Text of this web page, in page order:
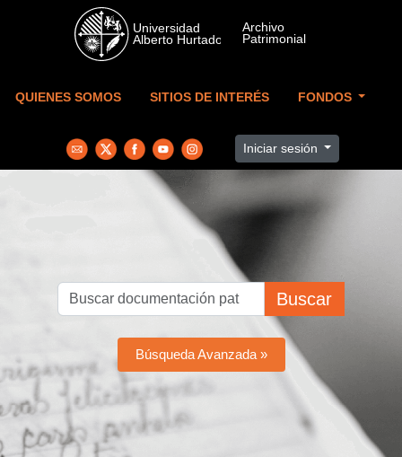
Skip to main content
QUIENES SOMOS SITIOS DE INTERÉS FONDOS
Iniciar sesión
Buscar
Búsqueda Avanzada »